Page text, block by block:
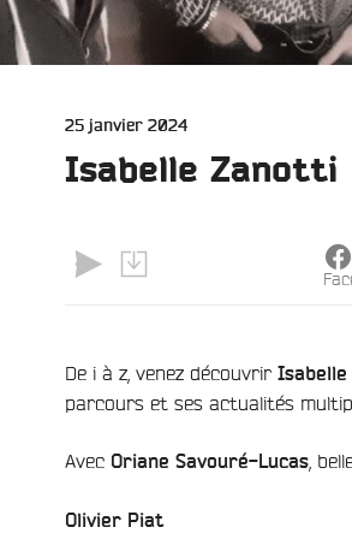
Publié
25 janvier 2024
Isabelle Zanotti
De i à z, venez découvrir
parcours et ses actualités
Avec Oriane Savouré-Lucas ,
Olivier Piat